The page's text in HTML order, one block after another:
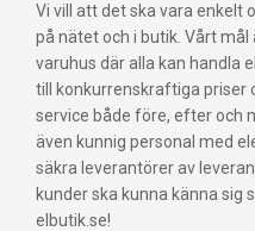
Vi vill att det ska vara enkelt
på nätet och i butik. Vårt
varuhus där alla kan handla
till konkurrenskraftiga priser
service både före, efter och
även kunnig personal med
säkra leverantörer av
kunder ska kunna känna sig
elbutik.se!